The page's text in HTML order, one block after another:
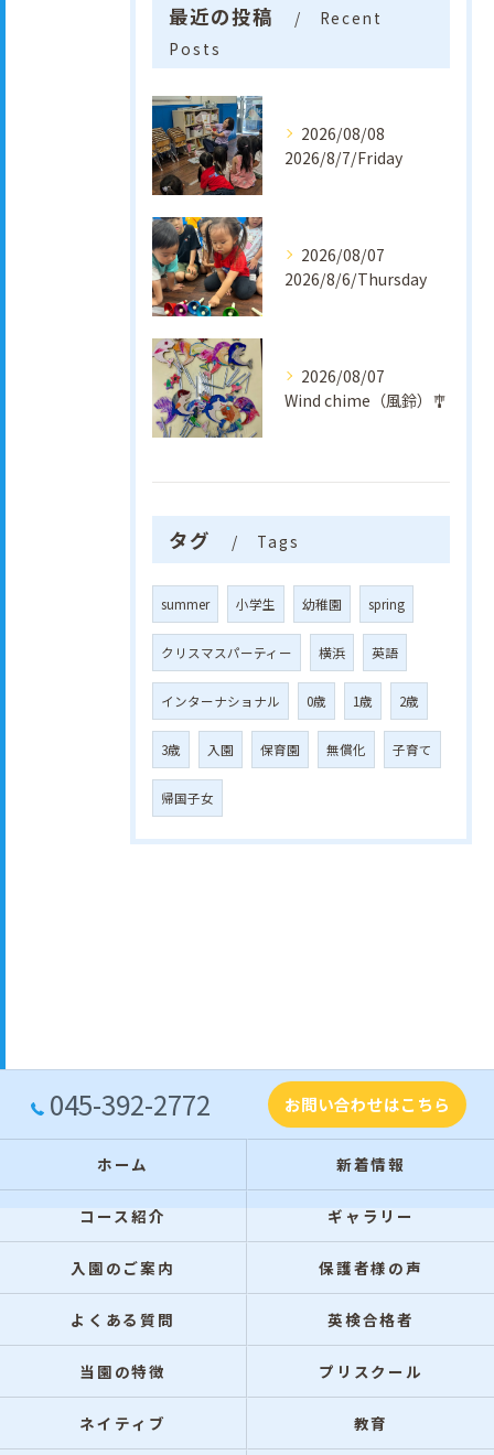
最近の投稿
Recent
Posts
2026/08/08
2026/8/7/Friday
2026/08/07
2026/8/6/Thursday
2026/08/07
Wind chime（風鈴）🎐
タグ Tags
summer 小学生 幼稚園 spring
クリスマスパーティー 横浜 英語
インターナショナル 0歳 1歳 2歳
3歳 入園 保育園 無償化 子育て
帰国子女
045-392-2772 お問い合わせはこちら
ホーム 新着情報
コース紹介 ギャラリー
入園のご案内 保護者様の声
よくある質問 英検合格者
当園の特徴 プリスクール
ネイティブ 教育